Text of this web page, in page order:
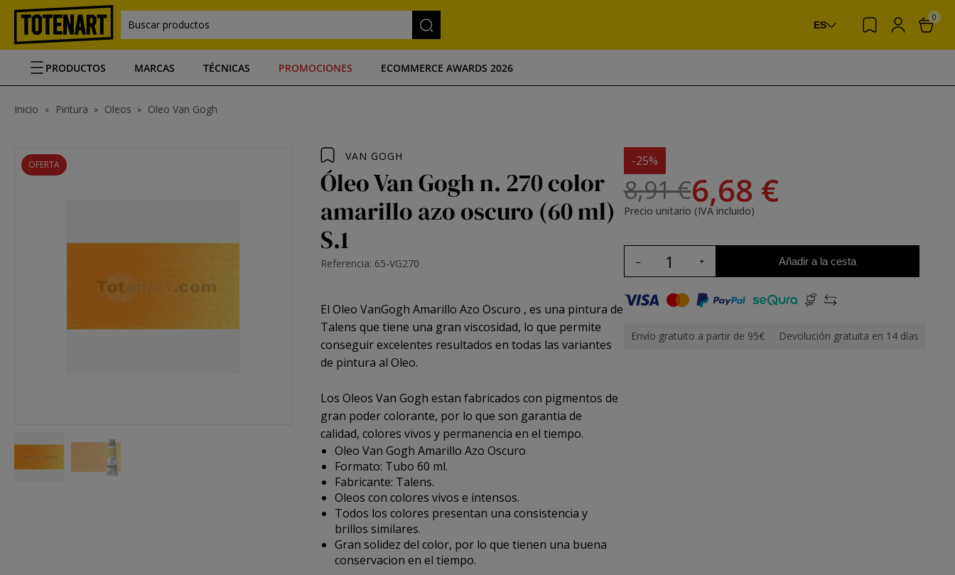
Buscar productos ES
0
PRODUCTOS MARCAS TÉCNICAS PROMOCIONES ECOMMERCE AWARDS 2026
Inicio Pintura Oleos Oleo Van Gogh
OFERTA
VAN GOGH
Óleo Van Gogh n. 270 color
amarillo azo oscuro (60 ml)
S.1
Referencia: 65-VG270
ElOleo VanGogh Amarillo Azo Oscuro , es una pintura de
Talens que tiene una gran viscosidad, lo que permite
conseguir excelentes resultados en todas las variantes
de pintura al Oleo.
Los Oleos Van Gogh estan fabricados con pigmentos de
gran poder colorante, por lo que son garantia de
calidad, colores vivos y permanencia en el tiempo.
Oleo Van Gogh Amarillo Azo Oscuro
Formato: Tubo 60 ml.
Fabricante: Talens.
Oleos con colores vivos e intensos.
Todos los colores presentan una consistencia y
brillos similares.
Gran solidez del color, por lo que tienen una buena
conservacion en el tiempo.
-25%
8,91 €6,68 €
Precio unitario (IVA incluido)
Añadir a la cesta
Envío gratuito a partir de 95€ Devolución gratuita en 14 días